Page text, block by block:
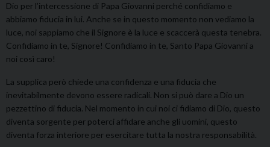
Dio per l’intercessione di Papa Giovanni perché confidiamo e
abbiamo fiducia in lui. Anche se in questo momento non vediamo la
luce, noi sappiamo che il Signore è la luce e scaccerà questa tenebra.
Confidiamo in te, Signore! Confidiamo in te, Santo Papa Giovanni a
noi così caro!
La supplica però chiede una confidenza e una fiducia che
inevitabilmente devono essere radicali. Non si può dare a Dio un
pezzettino di fiducia. Nel momento in cui noi ci fidiamo di Dio, questo
diventa sorgente per poterci affidare anche gli uomini, questo
diventa forza interiore per esercitare tutta la nostra responsabilità.